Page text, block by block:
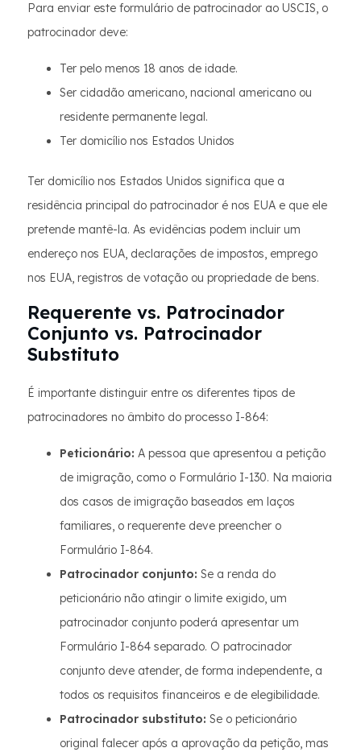
Para enviar este formulário de patrocinador ao USCIS, o
patrocinador deve:
Ter pelo menos 18 anos de idade.
Ser cidadão americano, nacional americano ou
residente permanente legal.
Ter domicílio nos Estados Unidos
Ter domicílio nos Estados Unidos significa que a
residência principal do patrocinador é nos EUA e que ele
pretende mantê-la. As evidências podem incluir um
endereço nos EUA, declarações de impostos, emprego
nos EUA, registros de votação ou propriedade de bens.
Requerente vs. Patrocinador
Conjunto vs. Patrocinador
Substituto
É importante distinguir entre os diferentes tipos de
patrocinadores no âmbito do processo I-864:
Peticionário: A pessoa que apresentou a petição
de imigração, como o Formulário I-130. Na maioria
dos casos de imigração baseados em laços
familiares, o requerente deve preencher o
Formulário I-864.
Patrocinador conjunto: Se a renda do
peticionário não atingir o limite exigido, um
patrocinador conjunto poderá apresentar um
Formulário I-864 separado. O patrocinador
conjunto deve atender, de forma independente, a
todos os requisitos financeiros e de elegibilidade.
Patrocinador substituto: Se o peticionário
original falecer após a aprovação da petição, mas